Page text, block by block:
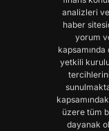
analizleri
haber
yorum
kapsamında
yetkili
üzere tüm
dayanak